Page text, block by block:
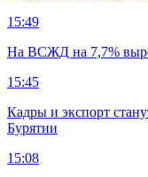
15:49
На ВСЖД на 7,7%
15:45
Кадры и экспорт
Бурятии
15:08